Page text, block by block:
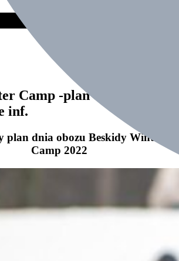
Camp -plan dnia,
inf.
plan dnia obozu Beskidy Winter
Camp 2022